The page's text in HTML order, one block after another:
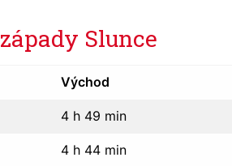
Slunce
Východ
4 h 49 min
4 h 44 min